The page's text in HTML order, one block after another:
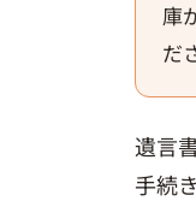
庫
だ
遺言
手続